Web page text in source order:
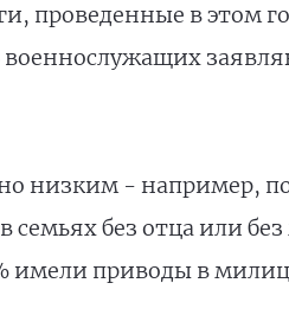
проведенные в этом
низким - например,
семьях без отца или
имели приводы в